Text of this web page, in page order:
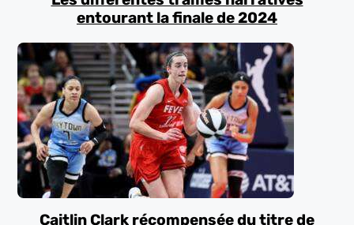
entourant la finale de 2024
Caitlin Clark récompensée du titre de